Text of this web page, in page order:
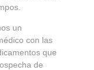
un
con las
que
de